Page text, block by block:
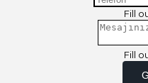
Fill
Fill